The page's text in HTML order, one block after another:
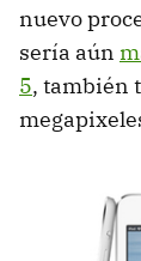
nuevo
sería aún
5, también